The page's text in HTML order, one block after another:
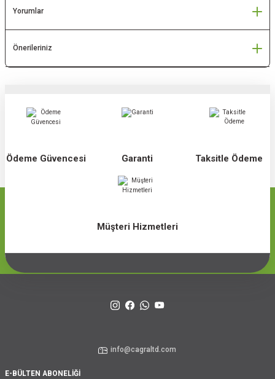
Yorumlar
Önerileriniz
Ödeme Güvencesi Garanti Taksitle Ödeme
Müşteri Hizmetleri
info@cagraltd.com
E-BÜLTEN ABONELİĞİ